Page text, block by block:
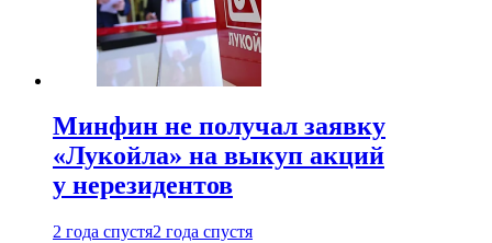
Минфин не получал заявку
«Лукойла» на выкуп акций
у нерезидентов
2 года спустя2 года спустя